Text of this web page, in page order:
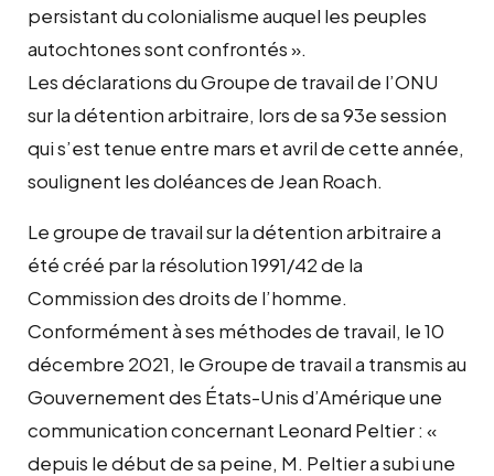
persistant du colonialisme auquel les peuples
autochtones sont confrontés ».
Les déclarations du Groupe de travail de l’ONU
sur la détention arbitraire, lors de sa 93e session
qui s’est tenue entre mars et avril de cette année,
soulignent les doléances de Jean Roach.
Le groupe de travail sur la détention arbitraire a
été créé par la résolution 1991/42 de la
Commission des droits de l’homme.
Conformément à ses méthodes de travail, le 10
décembre 2021, le Groupe de travail a transmis au
Gouvernement des États-Unis d’Amérique une
communication concernant Leonard Peltier : «
depuis le début de sa peine, M. Peltier a subi une